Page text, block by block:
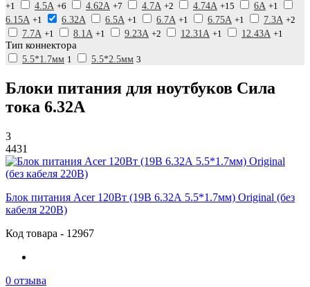
+1
4.5А +6 4.62А +7 4.7А +2 4.74А +15 6А +1
6.15А +1 6.32А 6.5А +1 6.7А +1 6.75А +1 7.3А +2
7.7А +1 8.1А +1 9.23А +2 12.31А +1 12.43А +1
Тип коннектора
5.5*1.7мм 1 5.5*2.5мм 3
Блоки питания для ноутбуков Сила
тока 6.32А
3
4431
Блок питания Acer 120Вт (19В 6.32А 5.5*1.7мм) Original (без
кабеля 220В)
Код товара - 12967
0 отзыва